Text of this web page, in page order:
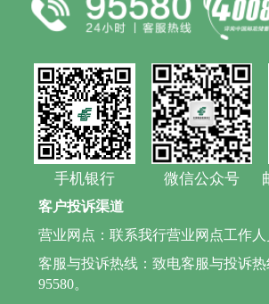
手机银行 微信公众号
客户投诉渠道
营业网点：联系我行营业网点工作人
客服与投诉热线：致电客服与投诉热
95580。